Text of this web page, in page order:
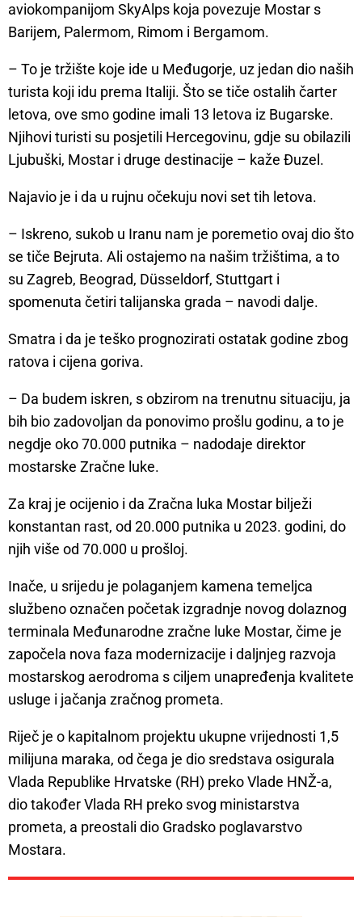
aviokompanijom SkyAlps koja povezuje Mostar s
Barijem, Palermom, Rimom i Bergamom.
– To je tržište koje ide u Međugorje, uz jedan dio naših
turista koji idu prema Italiji. Što se tiče ostalih čarter
letova, ove smo godine imali 13 letova iz Bugarske.
Njihovi turisti su posjetili Hercegovinu, gdje su obilazili
Ljubuški, Mostar i druge destinacije – kaže Đuzel.
Najavio je i da u rujnu očekuju novi set tih letova.
– Iskreno, sukob u Iranu nam je poremetio ovaj dio što
se tiče Bejruta. Ali ostajemo na našim tržištima, a to
su Zagreb, Beograd, Düsseldorf, Stuttgart i
spomenuta četiri talijanska grada – navodi dalje.
Smatra i da je teško prognozirati ostatak godine zbog
ratova i cijena goriva.
– Da budem iskren, s obzirom na trenutnu situaciju, ja
bih bio zadovoljan da ponovimo prošlu godinu, a to je
negdje oko 70.000 putnika – nadodaje direktor
mostarske Zračne luke.
Za kraj je ocijenio i da Zračna luka Mostar bilježi
konstantan rast, od 20.000 putnika u 2023. godini, do
njih više od 70.000 u prošloj.
Inače, u srijedu je polaganjem kamena temeljca
službeno označen početak izgradnje novog dolaznog
terminala Međunarodne zračne luke Mostar, čime je
započela nova faza modernizacije i daljnjeg razvoja
mostarskog aerodroma s ciljem unapređenja kvalitete
usluge i jačanja zračnog prometa.
Riječ je o kapitalnom projektu ukupne vrijednosti 1,5
milijuna maraka, od čega je dio sredstava osigurala
Vlada Republike Hrvatske (RH) preko Vlade HNŽ-a,
dio također Vlada RH preko svog ministarstva
prometa, a preostali dio Gradsko poglavarstvo
Mostara.